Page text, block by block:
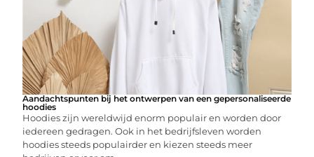
Aandachtspunten bij het ontwerpen van een gepersonaliseerde
hoodies
Hoodies zijn wereldwijd enorm populair en worden door
iedereen gedragen. Ook in het bedrijfsleven worden
hoodies steeds populairder en kiezen steeds meer